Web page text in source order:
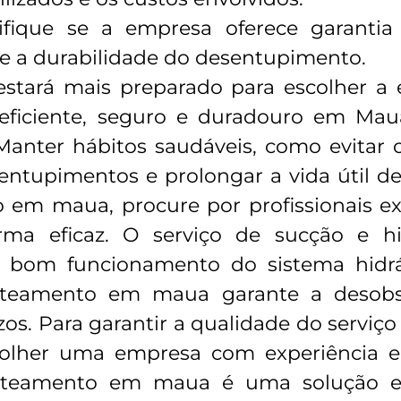
se a empresa oferece
a durabilidade do desentupimento.
mais preparado para escolher
seguro e duradouro em
hábitos saudáveis, como evitar
e prolongar a vida útil
maua, procure por profissionais
eficaz. O serviço de sucção e
funcionamento do sistema
em maua garante a
Para garantir a qualidade do
uma empresa com experiência
em maua é uma solução